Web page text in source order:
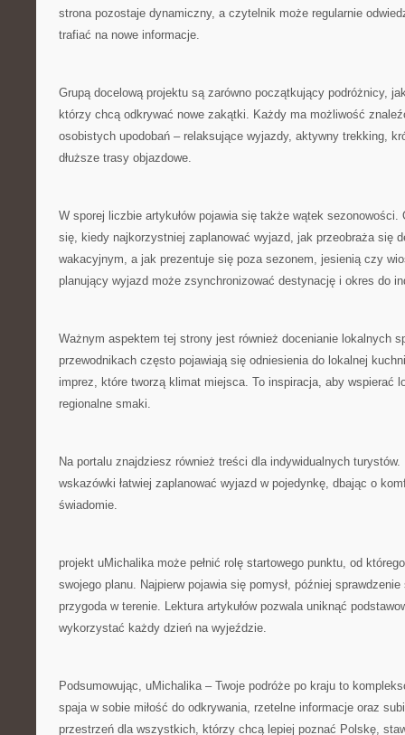
strona pozostaje dynamiczny, a czytelnik może regularnie
trafiać na nowe informacje.
Grupą docelową projektu są zarówno początkujący podróżnicy,
którzy chcą odkrywać nowe zakątki. Każdy ma możliwość
osobistych upodobań – relaksujące wyjazdy, aktywny trekking,
dłuższe trasy objazdowe.
W sporej liczbie artykułów pojawia się także wątek sezonowości.
się, kiedy najkorzystniej zaplanować wyjazd, jak przeobraża się
wakacyjnym, a jak prezentuje się poza sezonem, jesienią czy
planujący wyjazd może zsynchronizować destynację i okres do
Ważnym aspektem tej strony jest również docenianie lokalnych
przewodnikach często pojawiają się odniesienia do lokalnej
imprez, które tworzą klimat miejsca. To inspiracja, aby wspierać
regionalne smaki.
Na portalu znajdziesz również treści dla indywidualnych
wskazówki łatwiej zaplanować wyjazd w pojedynkę, dbając o
świadomie.
projekt uMichalika może pełnić rolę startowego punktu, od
swojego planu. Najpierw pojawia się pomysł, później sprawdzenie
przygoda w terenie. Lektura artykułów pozwala uniknąć
wykorzystać każdy dzień na wyjeździe.
Podsumowując, uMichalika – Twoje podróże po kraju to
spaja w sobie miłość do odkrywania, rzetelne informacje oraz
przestrzeń dla wszystkich, którzy chcą lepiej poznać Polskę,